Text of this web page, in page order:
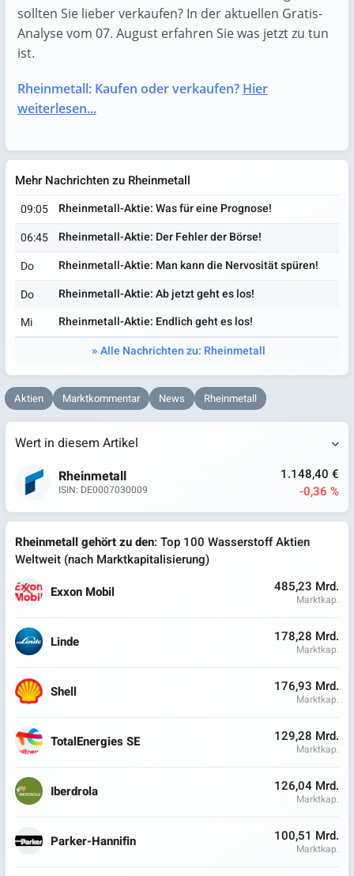
sollten Sie lieber verkaufen? In der aktuellen Gratis-
Analyse vom 07. August erfahren Sie was jetzt zu tun
ist.
Rheinmetall: Kaufen oder verkaufen? Hier
weiterlesen...
Mehr Nachrichten zu Rheinmetall
09:05
Rheinmetall-Aktie: Was für eine Prognose!
06:45
Rheinmetall-Aktie: Der Fehler der Börse!
Do
Rheinmetall-Aktie: Man kann die Nervosität spüren!
Do
Rheinmetall-Aktie: Ab jetzt geht es los!
Mi
Rheinmetall-Aktie: Endlich geht es los!
Alle Nachrichten zu: Rheinmetall
Aktien Marktkommentar News Rheinmetall
Wert in diesem Artikel
Rheinmetall
ISIN: DE0007030009
1.148,40 €
-0,36 %
Rheinmetall gehört zu den: Top 100 Wasserstoff Aktien
Weltweit (nach Marktkapitalisierung)
Exxon Mobil
485,23 Mrd.
Marktkap.
Linde 178,28 Mrd.
Marktkap.
Shell 176,93 Mrd.
Marktkap.
TotalEnergies SE 129,28 Mrd.
Marktkap.
Iberdrola 126,04 Mrd.
Marktkap.
Parker-Hannifin 100,51 Mrd.
Marktkap.